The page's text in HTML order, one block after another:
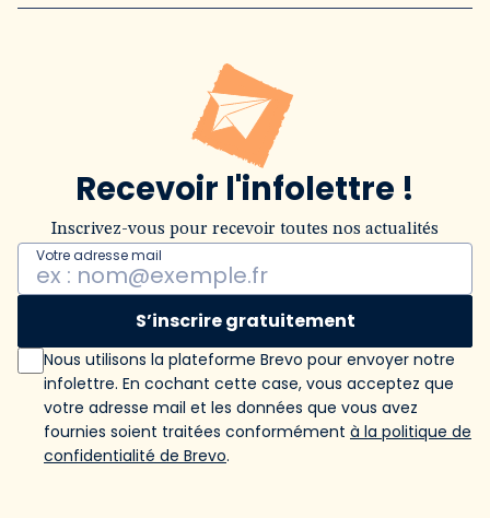
Recevoir l'infolettre !
Inscrivez-vous pour recevoir toutes nos actualités
Votre adresse mail
S’inscrire gratuitement
Nous utilisons la plateforme Brevo pour envoyer notre
infolettre. En cochant cette case, vous acceptez que
votre adresse mail et les données que vous avez
fournies soient traitées conformément à la politique de
confidentialité de Brevo.